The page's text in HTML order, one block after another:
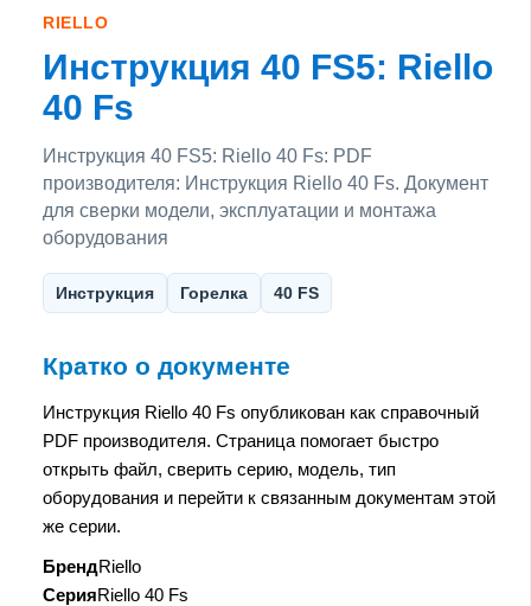
RIELLO
Инструкция 40 FS5: Riello
40 Fs
Инструкция 40 FS5: Riello 40 Fs: PDF
производителя: Инструкция Riello 40 Fs. Документ
для сверки модели, эксплуатации и монтажа
оборудования
Инструкция Горелка 40 FS
Кратко о документе
Инструкция Riello 40 Fs опубликован как справочный
PDF производителя. Страница помогает быстро
открыть файл, сверить серию, модель, тип
оборудования и перейти к связанным документам этой
же серии.
БрендRiello
СерияRiello 40 Fs